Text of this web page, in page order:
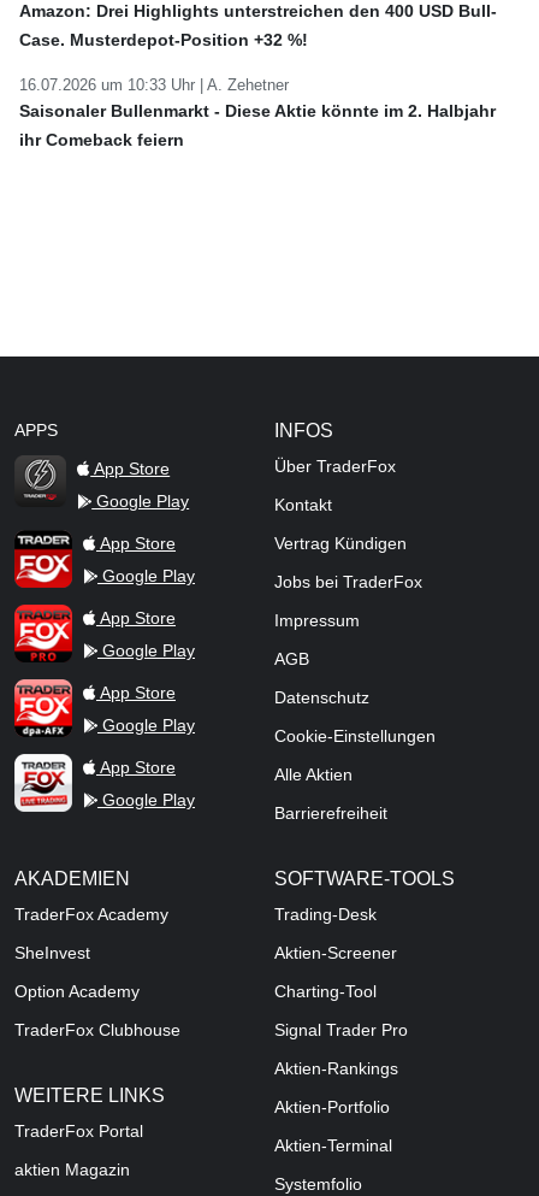
Amazon: Drei Highlights unterstreichen den 400 USD Bull-
Case. Musterdepot-Position +32 %!
16.07.2026 um 10:33 Uhr | A. Zehetner
Saisonaler Bullenmarkt - Diese Aktie könnte im 2. Halbjahr
ihr Comeback feiern
APPS
TraderFox Flash
App Store
Google Play
TraderFox AppApp Store
Google Play
TraderFox ProApp Store
Google Play
TraderFox dpa-AFX ProFeed
App Store
Google Play
TraderFox Live Trading
App Store
Google Play
INFOS
Über TraderFox
Kontakt
Vertrag Kündigen
Jobs bei TraderFox
Impressum
AGB
Datenschutz
Cookie-Einstellungen
Alle Aktien
Barrierefreiheit
AKADEMIEN
TraderFox Academy
SheInvest
Option Academy
TraderFox Clubhouse
WEITERE LINKS
TraderFox Portal
aktien Magazin
SOFTWARE-TOOLS
Trading-Desk
Aktien-Screener
Charting-Tool
Signal Trader Pro
Aktien-Rankings
Aktien-Portfolio
Aktien-Terminal
Systemfolio